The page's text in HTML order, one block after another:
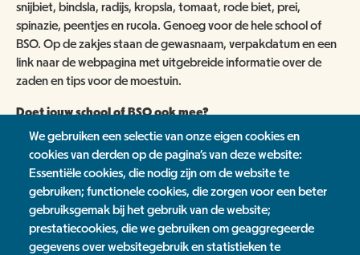
We gebruiken een selectie van onze eigen cookies en
cookies van derden op de pagina's van deze website:
Essentiële cookies, die nodig zijn om de website te
gebruiken; functionele cookies, die zorgen voor een beter
gebruiksgemak bij het gebruik van de website;
prestatiecookies, die we gebruiken om geaggregeerde
gegevens over websitegebruik en statistieken te
NIJMEEGSE VOGELMONUMENTJES
HUISREGELS
KINDERFEESTJE
PUBLICATIES
BRUIKLENEN
2000 JAAR GESCHIEDENIS AAN DE WAAL
CONTACT
snijbiet, bindsla, radijs, kropsla, tomaat, rode biet, prei,
spinazie, peentjes en rucola. Genoeg voor de hele school of
BSO. Op de zakjes staan de gewasnaam, verpakdatum en een
link naar de webpagina met uitgebreide informatie over de
zaden en tips voor de moestuin.
Doet jouw school of BSO ook mee?
Geïnteresseerde scholen en BSO’s uit Nijmegen kunnen zolang
de voorraad strekt een pakket aanvragen via NME Nijmegen
door te mailen naarnme@debastei.nl. Of via de GGD Nijmegen
door te mailen naarmhaan@ggdgelderlandzuid.nl . Het
moestuinzadenpakket versturen wij in het vroege voorjaar.
Wees er snel bij, want op is op!